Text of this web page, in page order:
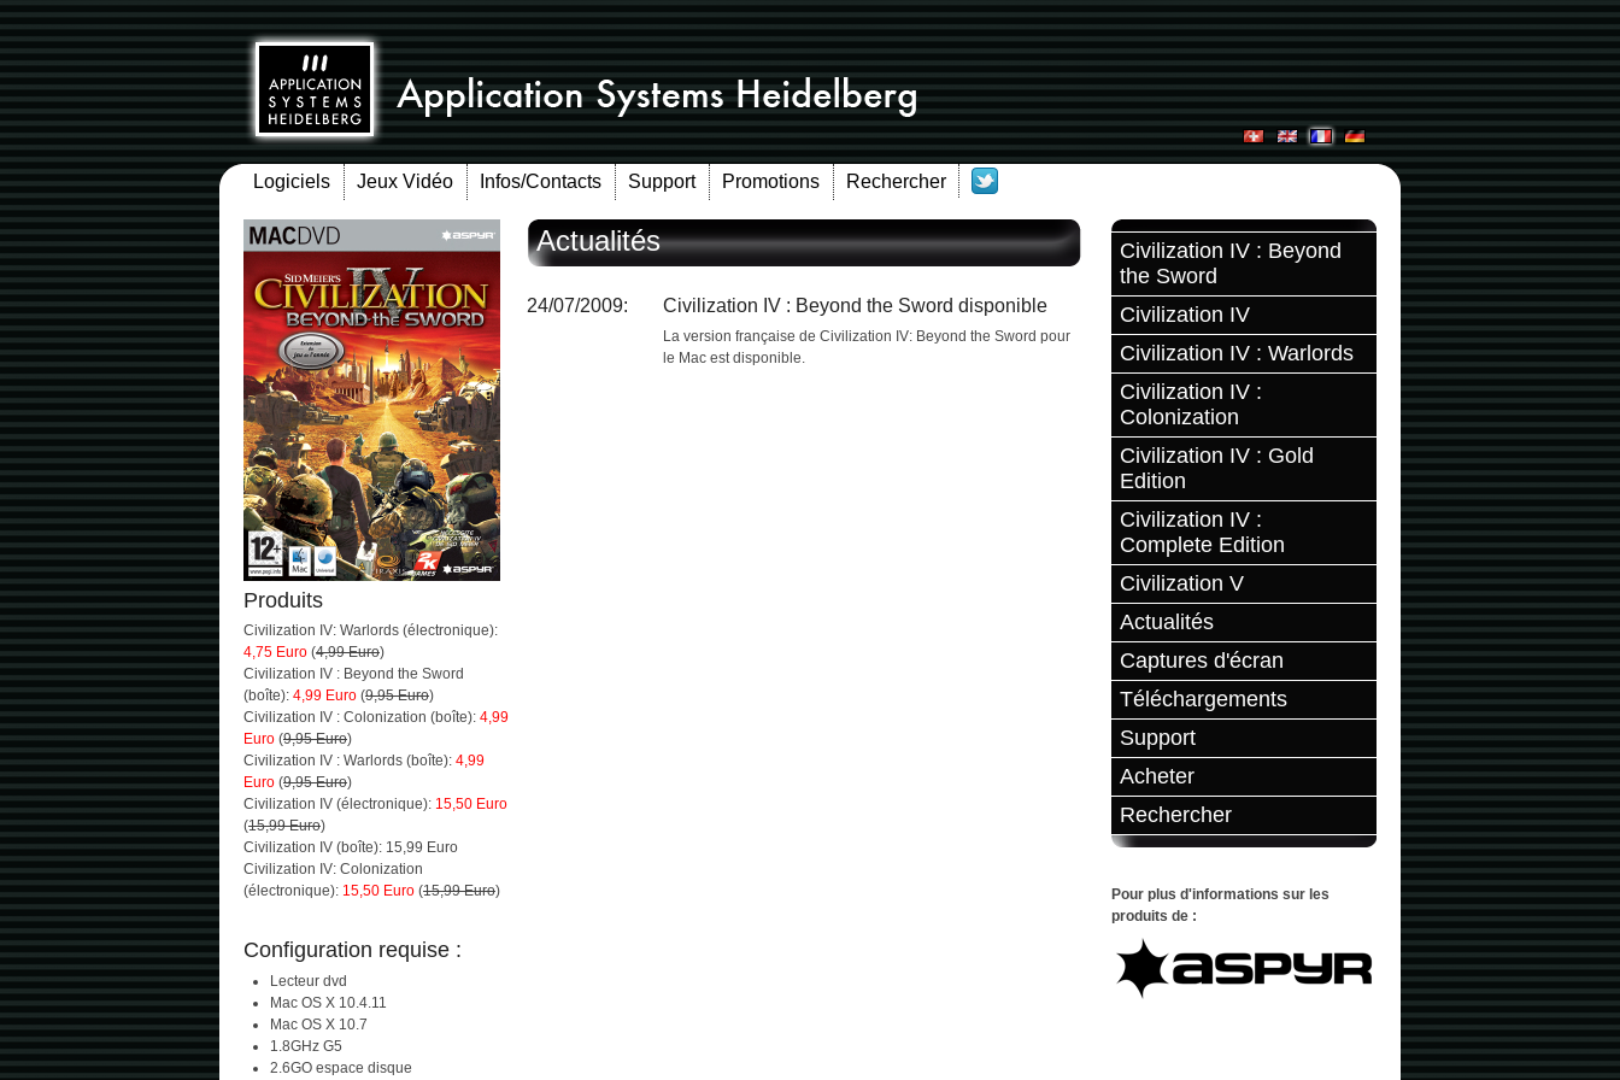
Logiciels Jeux Vidéo Infos/Contacts Support Promotions Rechercher
Produits
Civilization IV: Warlords (électronique):
4,75 Euro (4,99 Euro)
Civilization IV : Beyond the Sword
(boîte): 4,99 Euro (9,95 Euro)
Civilization IV : Colonization (boîte): 4,99
Euro (9,95 Euro)
Civilization IV : Warlords (boîte): 4,99
Euro (9,95 Euro)
Civilization IV (électronique): 15,50 Euro
(15,99 Euro)
Civilization IV (boîte): 15,99 Euro
Civilization IV: Colonization
(électronique): 15,50 Euro (15,99 Euro)
Configuration requise :
Lecteur dvd
Mac OS X 10.4.11
Mac OS X 10.7
1.8GHz G5
2.6GO espace disque
Civilization IV : Beyond
the Sword
Civilization IV
Civilization IV : Warlords
Civilization IV :
Colonization
Civilization IV : Gold
Edition
Civilization IV :
Complete Edition
Civilization V
Actualités
Captures d'écran
Téléchargements
Support
Acheter
Rechercher
Pour plus d'informations sur les
produits de :
Actualités
24/07/2009: Civilization IV : Beyond the Sword disponible
La version française de Civilization IV: Beyond the Sword pour
le Mac est disponible.